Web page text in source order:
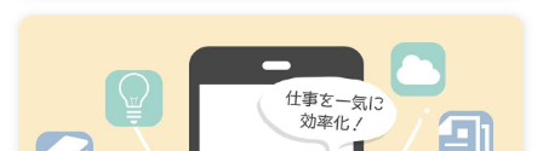
れから新社会人が活躍していくにあたって、情報収集に役立つWebサイト・
Webサービス・アプリなどを8つ紹介します。 日々の情報収集のやり方に悩ん
でいる方は、ぜひ参考にしてみてください。